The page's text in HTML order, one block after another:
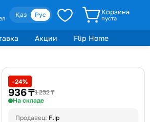
Қаз Рус Корзина
пуста
Акции Flip Home
-24%
936 ₸1 232 ₸
На складе
Продавец: Flip